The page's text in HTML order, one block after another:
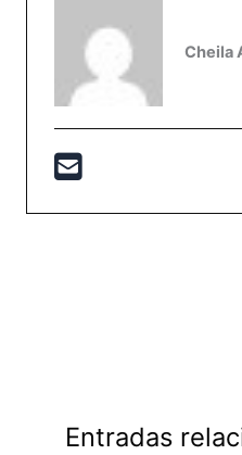
Cheila
Entradas